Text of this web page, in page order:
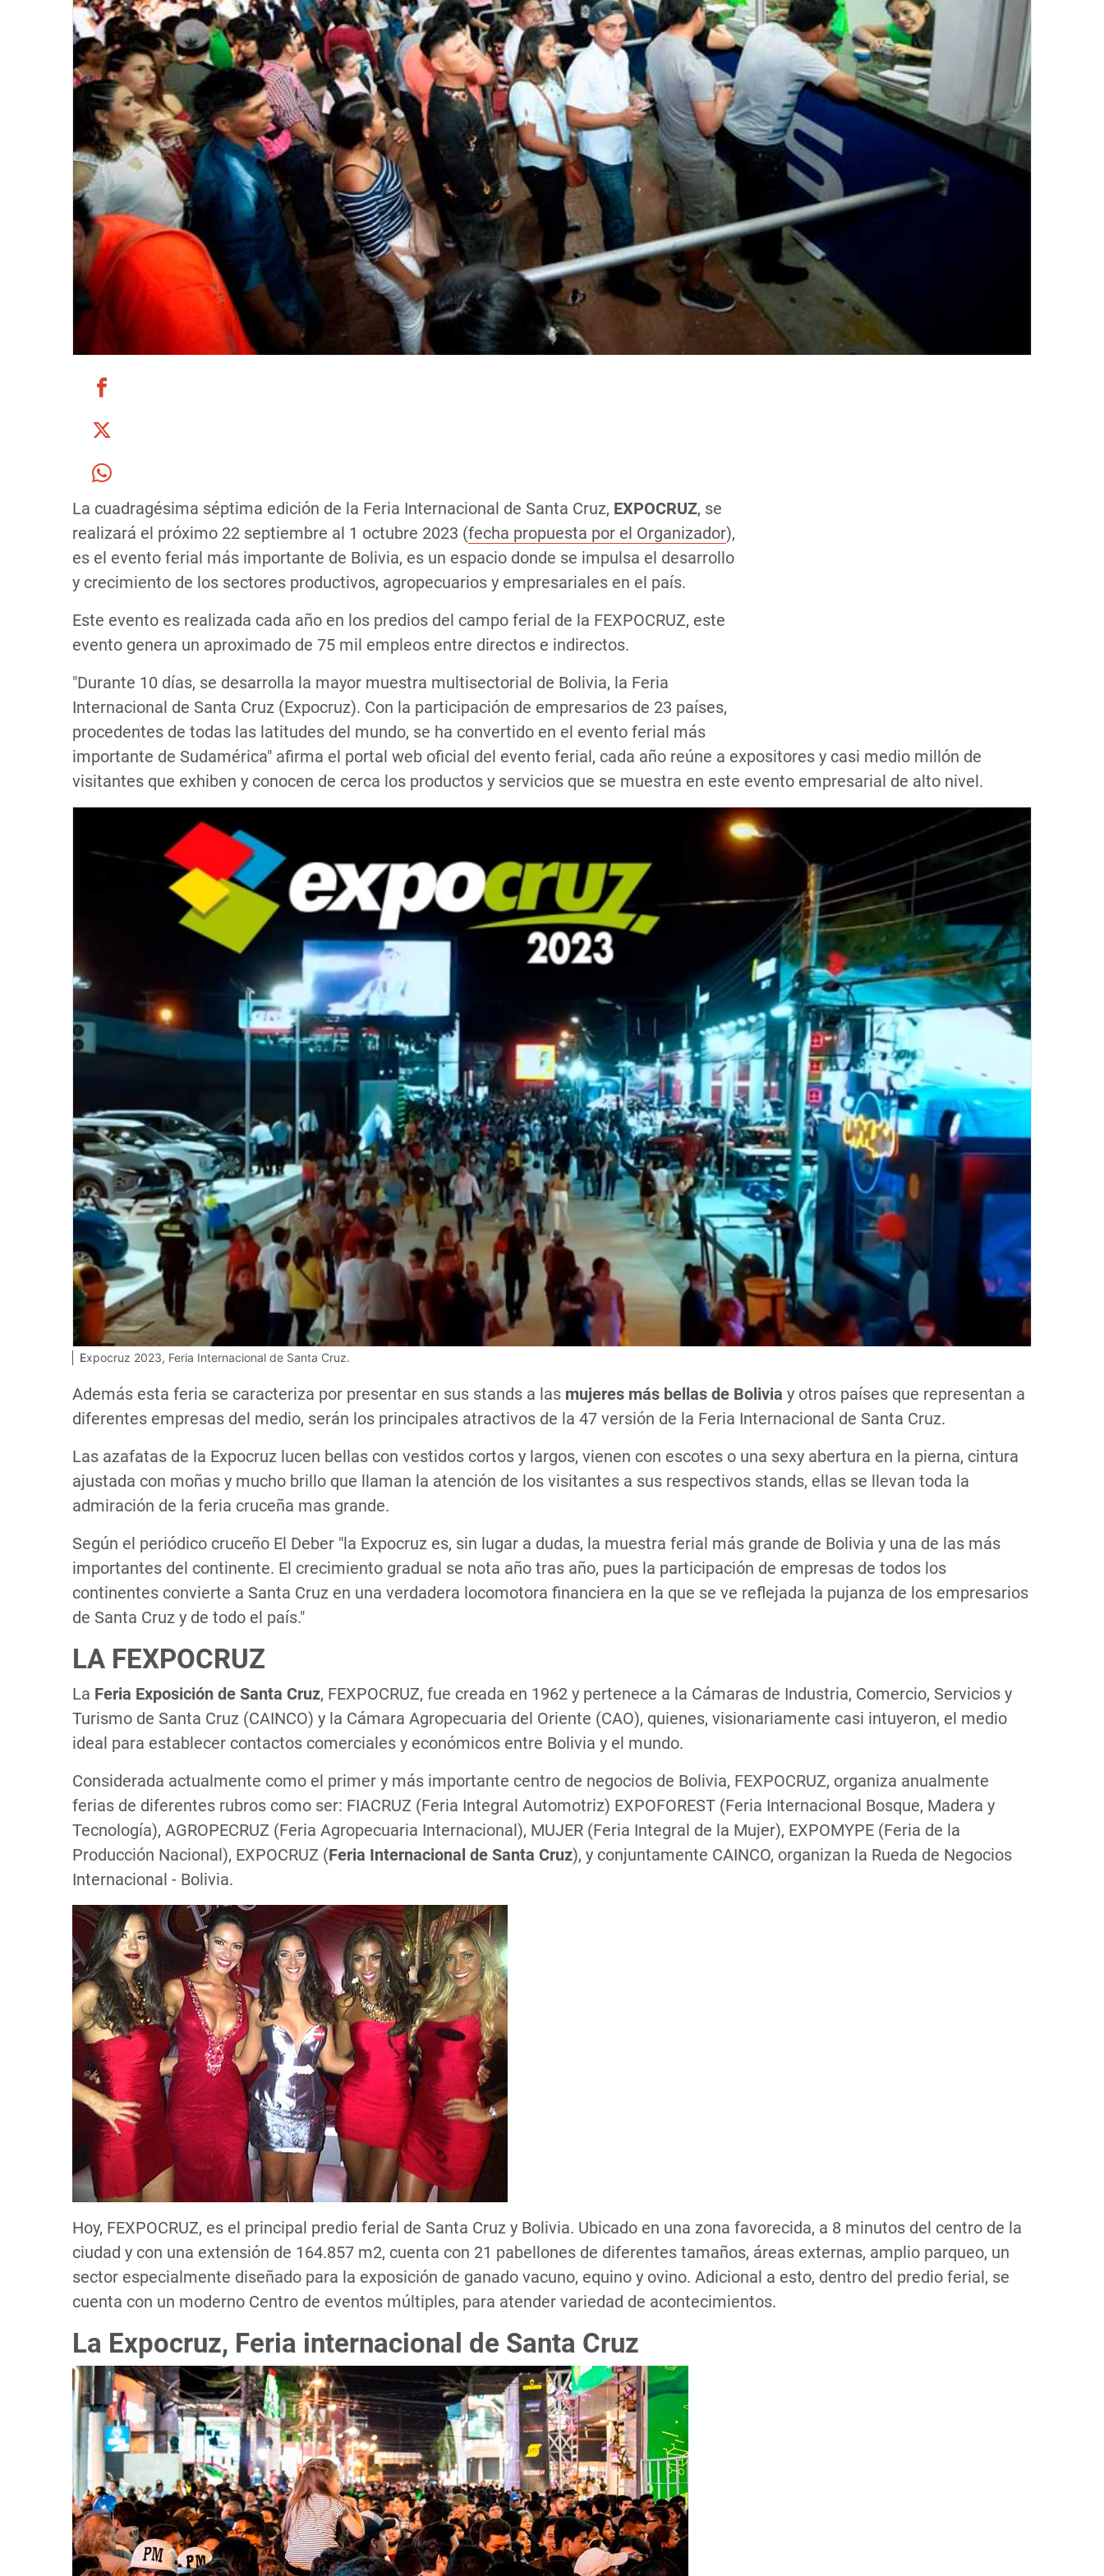
La cuadragésima séptima edición de la Feria Internacional de Santa Cruz, EXPOCRUZ, se
realizará el próximo 22 septiembre al 1 octubre 2023 (fecha propuesta por el Organizador),
es el evento ferial más importante de Bolivia, es un espacio donde se impulsa el desarrollo
y crecimiento de los sectores productivos, agropecuarios y empresariales en el país.
Este evento es realizada cada año en los predios del campo ferial de la FEXPOCRUZ, este
evento genera un aproximado de 75 mil empleos entre directos e indirectos.
"Durante 10 días, se desarrolla la mayor muestra multisectorial de Bolivia, la Feria
Internacional de Santa Cruz (Expocruz). Con la participación de empresarios de 23 países,
procedentes de todas las latitudes del mundo, se ha convertido en el evento ferial más
importante de Sudamérica" afirma el portal web oficial del evento ferial, cada año reúne a expositores y casi medio millón de
visitantes que exhiben y conocen de cerca los productos y servicios que se muestra en este evento empresarial de alto nivel.
Expocruz 2023, Feria Internacional de Santa Cruz.
Además esta feria se caracteriza por presentar en sus stands a las mujeres más bellas de Bolivia y otros países que representan a
diferentes empresas del medio, serán los principales atractivos de la 47 versión de la Feria Internacional de Santa Cruz.
Las azafatas de la Expocruz lucen bellas con vestidos cortos y largos, vienen con escotes o una sexy abertura en la pierna, cintura
ajustada con moñas y mucho brillo que llaman la atención de los visitantes a sus respectivos stands, ellas se llevan toda la
admiración de la feria cruceña mas grande.
Según el periódico cruceño El Deber "la Expocruz es, sin lugar a dudas, la muestra ferial más grande de Bolivia y una de las más
importantes del continente. El crecimiento gradual se nota año tras año, pues la participación de empresas de todos los
continentes convierte a Santa Cruz en una verdadera locomotora financiera en la que se ve reflejada la pujanza de los empresarios
de Santa Cruz y de todo el país."
LA FEXPOCRUZ
La Feria Exposición de Santa Cruz, FEXPOCRUZ, fue creada en 1962 y pertenece a la Cámaras de Industria, Comercio, Servicios y
Turismo de Santa Cruz (CAINCO) y la Cámara Agropecuaria del Oriente (CAO), quienes, visionariamente casi intuyeron, el medio
ideal para establecer contactos comerciales y económicos entre Bolivia y el mundo.
Considerada actualmente como el primer y más importante centro de negocios de Bolivia, FEXPOCRUZ, organiza anualmente
ferias de diferentes rubros como ser: FIACRUZ (Feria Integral Automotriz) EXPOFOREST (Feria Internacional Bosque, Madera y
Tecnología), AGROPECRUZ (Feria Agropecuaria Internacional), MUJER (Feria Integral de la Mujer), EXPOMYPE (Feria de la
Producción Nacional), EXPOCRUZ (Feria Internacional de Santa Cruz), y conjuntamente CAINCO, organizan la Rueda de Negocios
Internacional - Bolivia.
Hoy, FEXPOCRUZ, es el principal predio ferial de Santa Cruz y Bolivia. Ubicado en una zona favorecida, a 8 minutos del centro de la
ciudad y con una extensión de 164.857 m2, cuenta con 21 pabellones de diferentes tamaños, áreas externas, amplio parqueo, un
sector especialmente diseñado para la exposición de ganado vacuno, equino y ovino. Adicional a esto, dentro del predio ferial, se
cuenta con un moderno Centro de eventos múltiples, para atender variedad de acontecimientos.
La Expocruz, Feria internacional de Santa Cruz